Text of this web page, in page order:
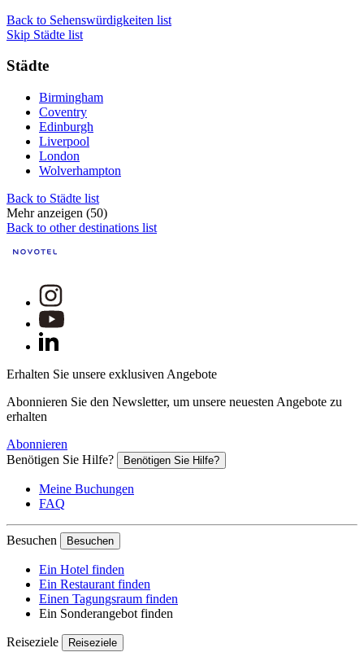
Back to Sehenswürdigkeiten list
Skip Städte list
Städte
Birmingham
Coventry
Edinburgh
Liverpool
London
Wolverhampton
Back to Städte list
Mehr anzeigen (50)
Back to other destinations list
Erhalten Sie unsere exklusiven Angebote
Abonnieren Sie den Newsletter, um unsere neuesten Angebote zu
erhalten
Abonnieren
Benötigen Sie Hilfe?
Benötigen Sie Hilfe?
Meine Buchungen
FAQ
Besuchen Besuchen
Ein Hotel finden
Ein Restaurant finden
Einen Tagungsraum finden
Ein Sonderangebot finden
Reiseziele Reiseziele